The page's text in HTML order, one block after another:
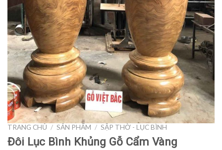
TRANG CHỦ / SẢN PHẨM / SẬP THỜ - LỤC BÌNH
Đôi Lục Bình Khủng Gỗ Cẩm Vàng